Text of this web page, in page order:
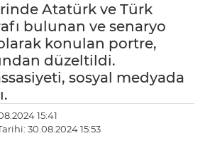
Atatürk ve Türk
bulunan ve senaryo
konulan portre,
düzeltildi.
sosyal medyada
15:41
30.08.2024 15:53